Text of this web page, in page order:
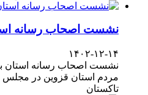
نشست اصحاب رسانه
۱۴۰۲-۱۲-۱۴
نشست اصحاب رسانه استان با
مردم استان قزوین در مجلس
تاکستان